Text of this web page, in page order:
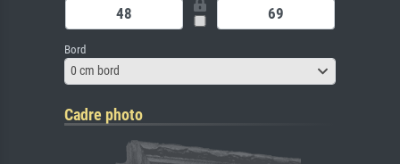
Bord
0 cm bord
Cadre photo